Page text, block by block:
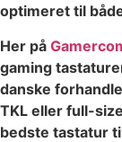
optimeret til
Her på
gaming
danske
TKL eller full-
bedste tastatur